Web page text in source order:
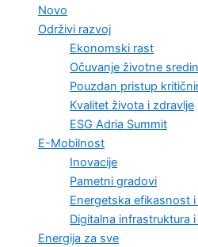
Novo
Održivi razvoj
Ekonomski rast
Očuvanje životne
Pouzdan pristup
Kvalitet života i zdravlje
ESG Adria Summit
E-Mobilnost
Inovacije
Pametni gradovi
Energetska efikasnost
Digitalna infrastruktura
Energija za sve